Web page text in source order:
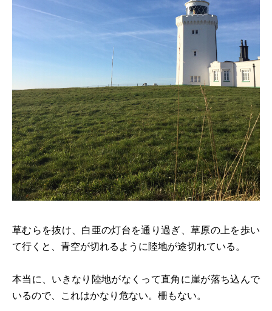
草むらを抜け、白亜の灯台を通り過ぎ、草原の上を歩い
て行くと、青空が切れるように陸地が途切れている。
本当に、いきなり陸地がなくって直角に崖が落ち込んで
いるので、これはかなり危ない。柵もない。